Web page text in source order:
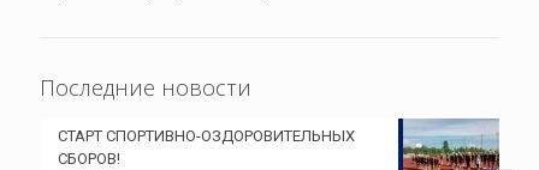
Последние новости
СТАРТ СПОРТИВНО-ОЗДОРОВИТЕЛЬНЫХ
СБОРОВ!